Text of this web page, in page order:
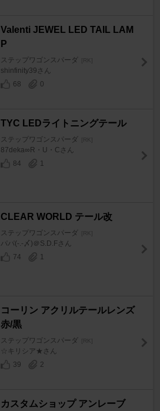
Valenti JEWEL LED TAIL LAM
P
ステップワゴンスパーダ [RK]
shinfinity39さん
68
0
TYC LEDライトニングテール
ステップワゴンスパーダ [RK]
87deka∞R・U・Cさん
84
1
CLEAR WORLD テール改
ステップワゴンスパーダ [RK]
パパ(-.-〆)＠S.D.Fさん
74
1
コーリン アクリルテールレンズ
赤/黒
ステップワゴンスパーダ [RK]
☆キリシア★さん
39
2
カスタムショップ アンレーブ